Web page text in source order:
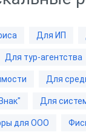
Для ИП
Для тур-агентства
Для
Для
для ООО